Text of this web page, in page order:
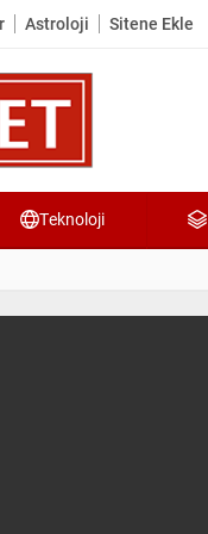
Astroloji Sitene Ekle
Teknoloji